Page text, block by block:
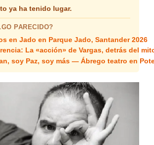
ya ha tenido lugar.
PARECIDO?
en Jado en Parque Jado, Santander 2026
La «acción» de Vargas, detrás del
soy Paz, soy más — Ábrego teatro en